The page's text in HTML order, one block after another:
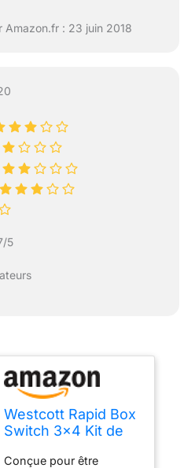
Amazon.fr : 23 juin 2018
5
Westcott Rapid Box
Switch 3x4 Kit de
portable pour
Conçue pour être